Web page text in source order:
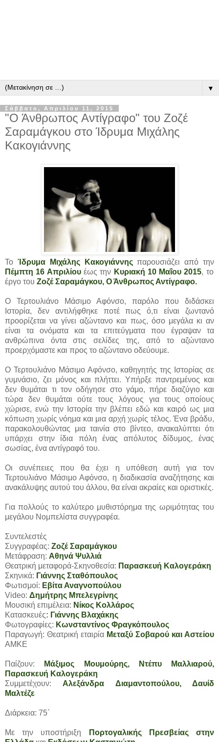
▼
Σάββατο, Απριλίου 11, 2015
"Ο Άνθρωπος Αντίγραφο" του Ζοζέ
Σαραμάγκου στο Ίδρυμα Μιχάλης
Κακογιάννης
Το Ίδρυμα Μιχάλης Κακογιάννηςπαρουσιάζει από την
Πέμπτη 16 Απριλίουέως την Κυριακή 10 Μαΐου 2015, το
έργο του Ζοζέ Σαραμάγκου, Ο Άνθρωπος Αντίγραφο.
Ο Τερτουλιάνο Μάσιμο Αφόνσο, παρόλο που διδάσκει
Ιστορία, δεν αντιλήφθηκε ποτέ πως ό,τι είναι ζωντανό
προορίζεται να γίνει αζώντανο και πως, όσο μεγάλα κι αν
είναι τα ονόματα και τα επιτεύγματα που έγραψαν τα
ανθρώπινα όντα στις σελίδες της, από το αζώντανο
προερχόμαστε και προς το αζώντανο οδεύουμε.
Ο Τερτουλιάνο Μάσιμο Αφόνσο, καθηγητής της Ιστορίας σε
γυμνάσιο, ζει μόνος και πλήττει. Υπήρξε παντρεμένος και
δεν θυμάται τι τον οδήγησε στο γάμο, πήρε διαζύγιο και
τώρα δεν θυμάται ούτε τους λόγους για τους οποίους
χώρισε, ενώ την Ιστορία την βλέπει εδώ και καιρό ως μια
κόπωση χωρίς νόημα και μια αρχή χωρίς τέλος. Ένα βράδυ,
παρακολουθώντας μια ταινία στο βίντεο, ανακαλύπτει ότι
υπάρχει στην ίδια πόλη ένας απόλυτος δίδυμος, ένας
σωσίας, ένα αντίγραφό του.
Οι συνέπειες που θα έχει η υπόθεση αυτή για τον
Τερτουλιάνο Μάσιμο Αφόνσο, η διαδικασία αναζήτησης και
ανακάλυψης αυτού του άλλου, θα είναι ακραίες και οριστικές.
Για πολλούς το καλύτερο μυθιστόρημα της ωριμότητας του
μεγάλου Νομπελίστα συγγραφέα.
Συντελεστές
Συγγραφέας: Ζοζέ Σαραμάγκου
Μετάφραση: Αθηνά Ψυλλιά
Θεατρική μεταφορά-Σκηνοθεσία: Παρασκευή Καλογεράκη
Σκηνικά: Γιάννης Σταθόπουλος
Φωτισμοί: Εβίτα Αναγνοπούλου
Video: Δημήτρης Μπελεγρίνης
Μουσική επιμέλεια: Νίκος Κολλάρος
Κατασκευές: Γιάννης Βλαχάκης
Φωτογραφίες: Κωνσταντίνος Φραγκόπουλος
Παραγωγή: Θεατρική εταιρία Μεταξύ Σοβαρού και Αστείου
ΑΜΚΕ
Παίζουν:
Μάξιμος Μουμούρης, Ντέπυ Μαλλιαρού,
Παρασκευή Καλογεράκη
Συμμετέχουν:Αλεξάνδρα Διαμαντοπούλου, Δαυίδ
Μαλτέζε
Διάρκεια: 75΄
Με την υποστήριξη
Πορτογαλικής Πρεσβείας στην